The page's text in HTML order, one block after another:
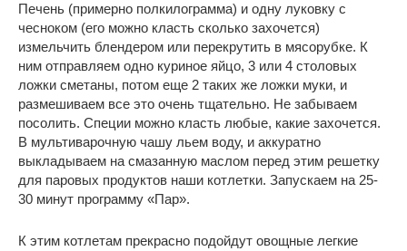
Печень (примерно полкилограмма) и одну луковку с
чесноком (его можно класть сколько захочется)
измельчить блендером или перекрутить в мясорубке. К
ним отправляем одно куриное яйцо, 3 или 4 столовых
ложки сметаны, потом еще 2 таких же ложки муки, и
размешиваем все это очень тщательно. Не забываем
посолить. Специи можно класть любые, какие захочется.
В мультиварочную чашу льем воду, и аккуратно
выкладываем на смазанную маслом перед этим решетку
для паровых продуктов наши котлетки. Запускаем на 25-
30 минут программу «Пар».
К этим котлетам прекрасно подойдут овощные легкие